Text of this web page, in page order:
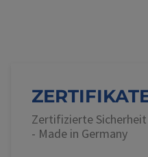
Zertifizierte
- Made in Germany